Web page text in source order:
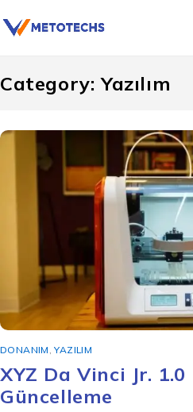
Category: Yazılım
DONANIM ,YAZILIM
XYZ Da Vinci Jr. 1.0
Güncelleme